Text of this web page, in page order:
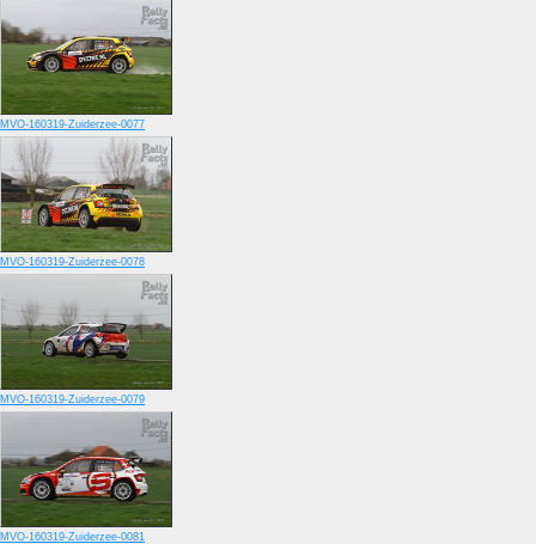
MVO-160319-Zuiderzee-0077
MVO-160319-Zuiderzee-0078
MVO-160319-Zuiderzee-0079
MVO-160319-Zuiderzee-0081